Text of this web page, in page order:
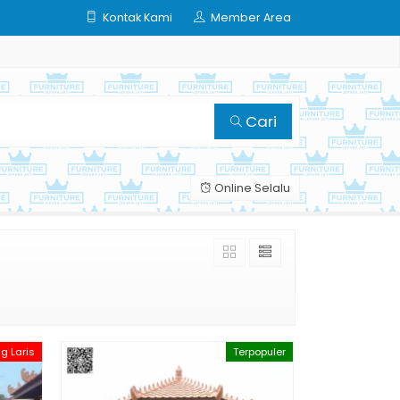
Kontak Kami Member Area
Cari
Online Selalu
Laris Terpopuler